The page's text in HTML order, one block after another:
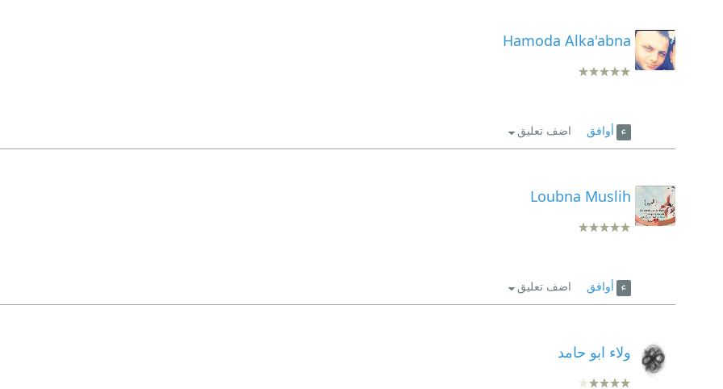
Hamoda Alka'abna
أوافق اضف تعليق
Loubna Muslih
أوافق اضف تعليق
ولاء ابو حامد